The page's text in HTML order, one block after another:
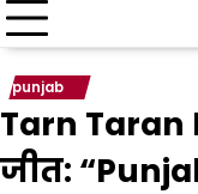
punjab
Tarn Taran
जीत: